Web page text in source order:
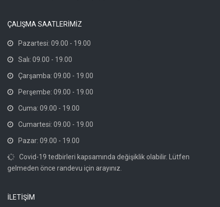
ÇALIŞMA SAATLERİMİZ
Pazartesi: 09.00 - 19.00
Salı: 09.00 - 19.00
Çarşamba: 09.00 - 19.00
Perşembe: 09.00 - 19.00
Cuma: 09.00 - 19.00
Cumartesi: 09.00 - 19.00
Pazar: 09.00 - 19.00
Covid-19 tedbirleri kapsamında değişiklik olabilir. Lütfen
gelmeden önce randevu için arayınız.
İLETİŞİM